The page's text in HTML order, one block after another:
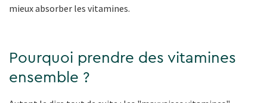
mieux absorber les vitamines.
Pourquoi prendre des vitamines
ensemble ?